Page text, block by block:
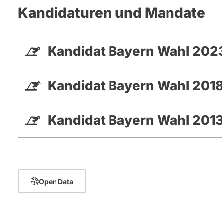
Kandidaturen und Mandate
Kandidat Bayern Wahl
Kandidat Bayern Wahl
Kandidat Bayern Wahl
Open Data